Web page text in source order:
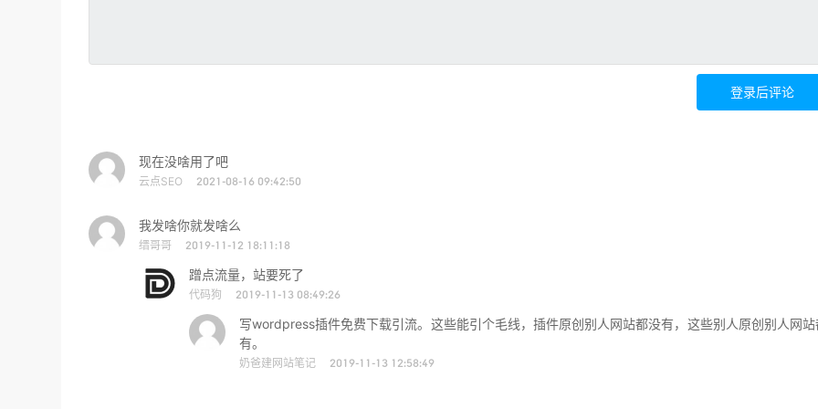
登录后评论
现在没啥用了吧
云点SEO 2021-08-16 09:42:50
我发啥你就发啥么
缙哥哥 2019-11-12 18:11:18
蹭点流量，站要死了
代码狗 2019-11-13 08:49:26
写wordpress插件免费下载引流。这些能引个毛线，插件原创别人网站都没有，这些别人原创别人网站
有。
奶爸建网站笔记 2019-11-13 12:58:49